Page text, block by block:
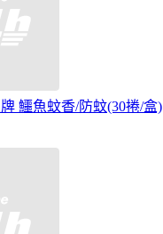
鱷魚蚊香/防蚊(30捲/盒)